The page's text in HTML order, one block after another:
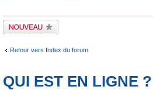
Publier un nouveau
sujet
Retour vers Index du forum
QUI EST EN LIGNE ?